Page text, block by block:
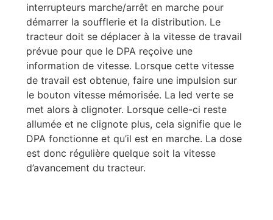
interrupteurs marche/arrêt en marche pour
démarrer la soufflerie et la distribution. Le
tracteur doit se déplacer à la vitesse de travail
prévue pour que le DPA reçoive une
information de vitesse. Lorsque cette vitesse
de travail est obtenue, faire une impulsion sur
le bouton vitesse mémorisée. La led verte se
met alors à clignoter. Lorsque celle-ci reste
allumée et ne clignote plus, cela signifie que le
DPA fonctionne et qu’il est en marche. La dose
est donc régulière quelque soit la vitesse
d’avancement du tracteur.